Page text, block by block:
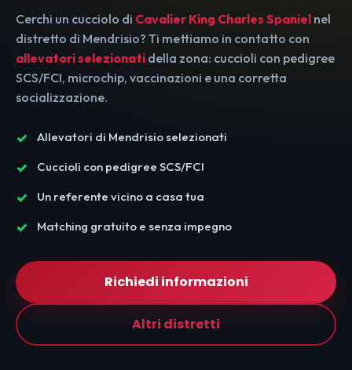
Cerchi un cucciolo di Cavalier King Charles Spaniel nel
distretto di Mendrisio? Ti mettiamo in contatto con
allevatori selezionati della zona: cuccioli con pedigree
SCS/FCI, microchip, vaccinazioni e una corretta
socializzazione.
Allevatori di Mendrisio selezionati
Cuccioli con pedigree SCS/FCI
Un referente vicino a casa tua
Matching gratuito e senza impegno
Richiedi informazioni
Altri distretti